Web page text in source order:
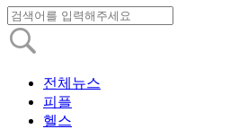
전체뉴스
피플
헬스